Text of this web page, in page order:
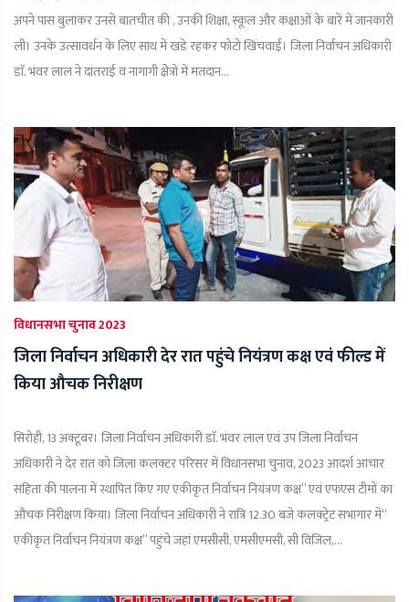
अपने पास बुलाकर उनसे बातचीत की , उनकी शिक्षा, स्कूल और कक्षाओं के बारें में जानकारी
ली। उनके उत्सावर्धन के लिए साथ में खडे रहकर फोटो खिंचवाई। जिला निर्वाचन अधिकारी
डाॅ. भंवर लाल ने दांतराई व नागागी क्षेेत्रों में मतदान...
विधानसभा चुनाव 2023
जिला निर्वाचन अधिकारी देर रात पहुंचे नियंत्रण कक्ष एवं फील्ड में
किया औचक निरीक्षण
सिरोही, 13 अक्टूबर। जिला निर्वाचन अधिकारी डाॅ. भंवर लाल एवं उप जिला निर्वाचन
अधिकारी ने देर रात को जिला कलक्टर परिसर में विधानसभा चुनाव, 2023 आदर्श आचार
संहिता की पालना में स्थापित किए गए एकीकृत निर्वाचन नियंत्रण कक्ष’’ एवं एफएस टीमों का
औचक निरीक्षण किया। जिला निर्वाचन अधिकारी ने रात्रि 12.30 बजे कलक्ट्रेट सभागार में‘‘
एकीकृत निर्वाचन नियंत्रण कक्ष’’ पहुंचे जहां एमसीसी, एमसीएमसी, सी विजिल,...